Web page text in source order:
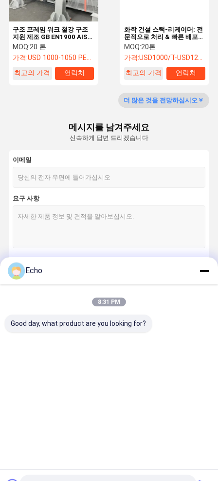
제품 소개
품질 관리 뉴스 모든 케이스 견적 요청
보일러 철골 구조
파이프 랙 구조
철구조 지지대
철강 구조 작업실
화학 건설 스택-리케이머: 전
문적으로 처리 & 빠른 배포를
위해 미리 조립
MOQ:20톤
가격:USD1000/T-USD1200/T
최고의 가격
연락처
구조 프레임 워크 철강 구조
지원 제조 GB EN1900 AISC
표준
MOQ:20 톤
가격:USD 1000-1050 PER TON
최고의 가격
연락처
더 많은 것을 전망하십시오
메시지를 남겨주세요
신속하게 답변 드리겠습니다
이메일
요구 사항
Echo
8:31 PM
Good day, what product are you looking for?